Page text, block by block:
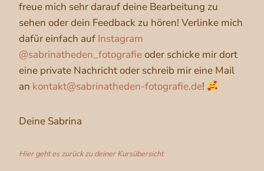
freue mich sehr darauf deine Bearbeitung zu
sehen oder dein Feedback zu hören! Verlinke mich
dafür einfach auf Instagram
@sabrinatheden_fotografieoder schicke mir dort
eine private Nachricht oder schreib mir eine Mail
an kontakt@sabrinatheden-fotografie.de!
Deine Sabrina
Hier geht es zurück zu deiner Kursübersicht